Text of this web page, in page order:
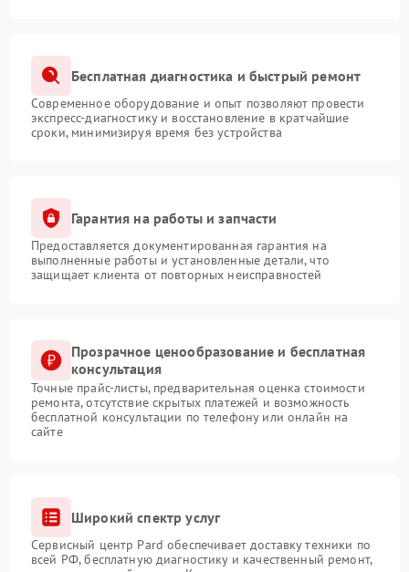
Бесплатная диагностика и быстрый ремонт
Современное оборудование и опыт позволяют провести
экспресс-диагностику и восстановление в кратчайшие
сроки, минимизируя время без устройства
Гарантия на работы и запчасти
Предоставляется документированная гарантия на
выполненные работы и установленные детали, что
защищает клиента от повторных неисправностей
Прозрачное ценообразование и бесплатная
консультация
Точные прайс-листы, предварительная оценка стоимости
ремонта, отсутствие скрытых платежей и возможность
бесплатной консультации по телефону или онлайн на
сайте
Широкий спектр услуг
Сервисный центр Pard обеспечивает доставку техники по
всей РФ, бесплатную диагностику и качественный ремонт,